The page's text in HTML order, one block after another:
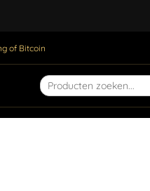
of Bitcoin